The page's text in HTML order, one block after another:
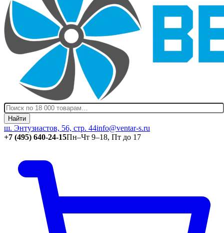
Найти
ш. Энтузиастов, 56, стр. 44info@ventar-s.ru
+7 (495) 640-24-15Пн–Чт 9–18, Пт до 17